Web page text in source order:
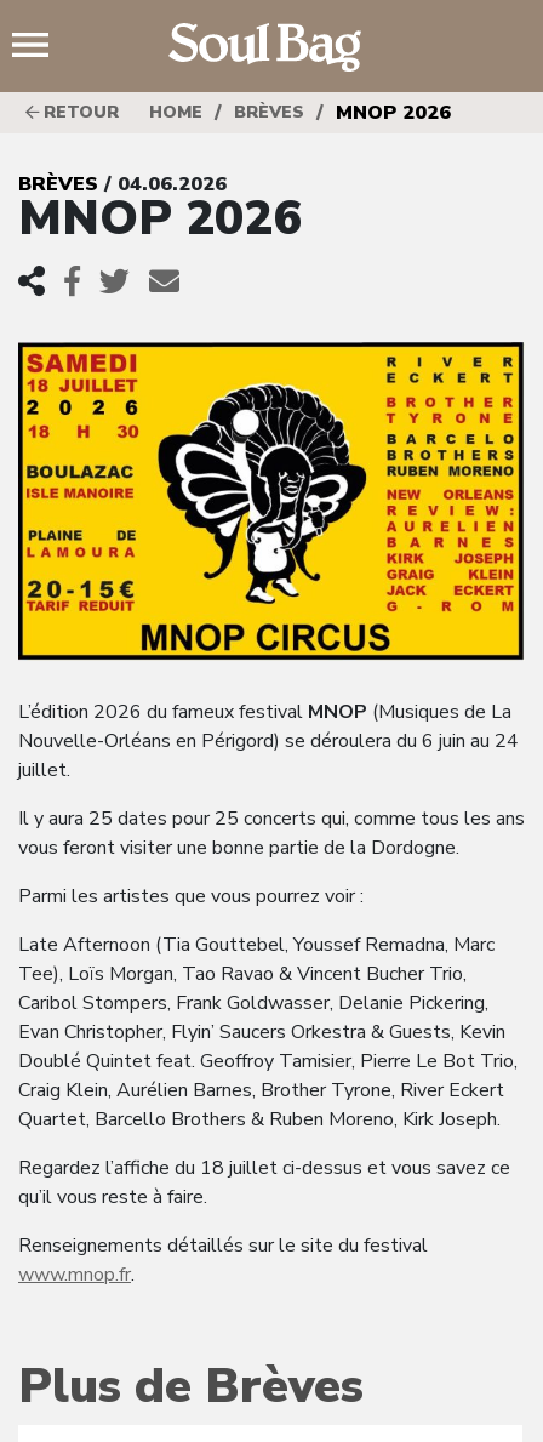
RETOUR HOME / BRÈVES / MNOP 2026
BRÈVES / 04.06.2026
MNOP 2026
L’édition 2026 du fameux festival MNOP (Musiques de La
Nouvelle-Orléans en Périgord) se déroulera du 6 juin au 24
juillet.
Il y aura 25 dates pour 25 concerts qui, comme tous les ans
vous feront visiter une bonne partie de la Dordogne.
Parmi les artistes que vous pourrez voir :
Late Afternoon (Tia Gouttebel, Youssef Remadna, Marc
Tee), Loïs Morgan, Tao Ravao & Vincent Bucher Trio,
Caribol Stompers, Frank Goldwasser, Delanie Pickering,
Evan Christopher, Flyin’ Saucers Orkestra & Guests, Kevin
Doublé Quintet feat. Geoffroy Tamisier, Pierre Le Bot Trio,
Craig Klein, Aurélien Barnes, Brother Tyrone, River Eckert
Quartet, Barcello Brothers & Ruben Moreno, Kirk Joseph.
Regardez l’affiche du 18 juillet ci-dessus et vous savez ce
qu’il vous reste à faire.
Renseignements détaillés sur le site du festival
www.mnop.fr.
Plus de Brèves